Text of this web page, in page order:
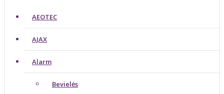
AEOTEC
AJAX
Alarm
Bevielės